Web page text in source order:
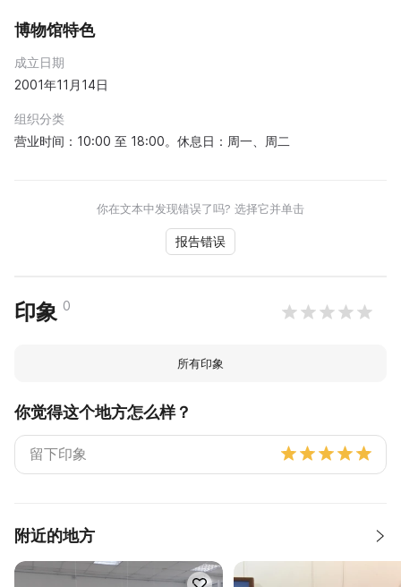
博物馆特色
成立日期
2001年11月14日
组织分类
营业时间：10:00 至 18:00。休息日：周一、周二
你在文本中发现错误了吗? 选择它并单击
报告错误
印象 0
所有印象
你觉得这个地方怎么样？
附近的地方